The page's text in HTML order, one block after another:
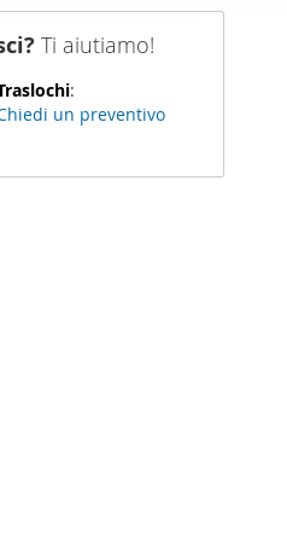
Ti aiutiamo!
:
un preventivo